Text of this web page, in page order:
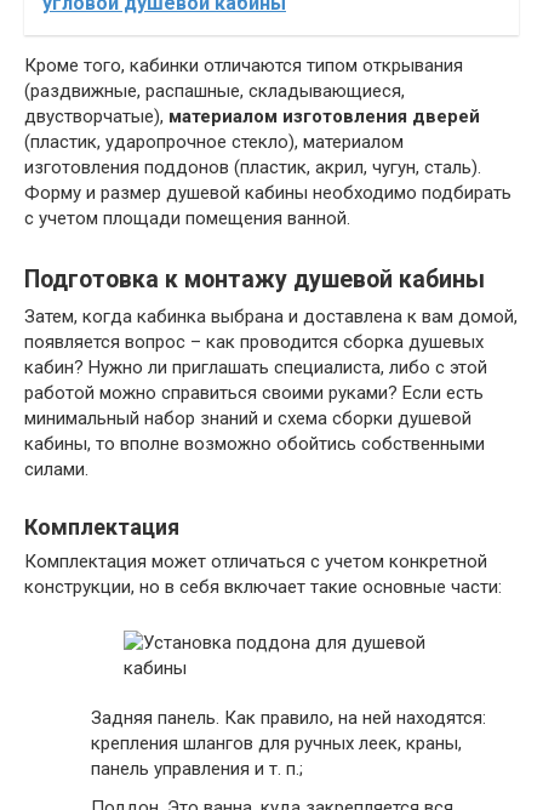
Кроме того, кабинки отличаются типом открывания
(раздвижные, распашные, складывающиеся,
двустворчатые), материалом изготовления дверей
(пластик, ударопрочное стекло), материалом
изготовления поддонов (пластик, акрил, чугун, сталь).
Форму и размер душевой кабины необходимо подбирать
с учетом площади помещения ванной.
Подготовка к монтажу душевой кабины
Затем, когда кабинка выбрана и доставлена к вам домой,
появляется вопрос – как проводится сборка душевых
кабин? Нужно ли приглашать специалиста, либо с этой
работой можно справиться своими руками? Если есть
минимальный набор знаний и схема сборки душевой
кабины, то вполне возможно обойтись собственными
силами.
Комплектация
Комплектация может отличаться с учетом конкретной
конструкции, но в себя включает такие основные части:
Задняя панель. Как правило, на ней находятся:
крепления шлангов для ручных леек, краны,
панель управления и т. п.;